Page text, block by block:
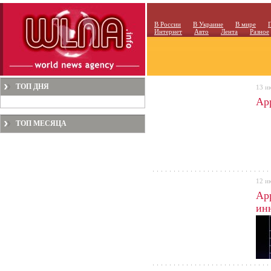
В России В Украине В мире
Интернет
Авто Лента Разное
ТОП ДНЯ
ТОП МЕСЯЦА
13
12